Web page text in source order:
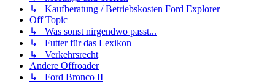
↳ Kaufberatung / Betriebskosten Ford Explorer
Off Topic
↳ Was sonst nirgendwo passt...
↳ Futter für das Lexikon
↳ Verkehrsrecht
Andere Offroader
↳ Ford Bronco II